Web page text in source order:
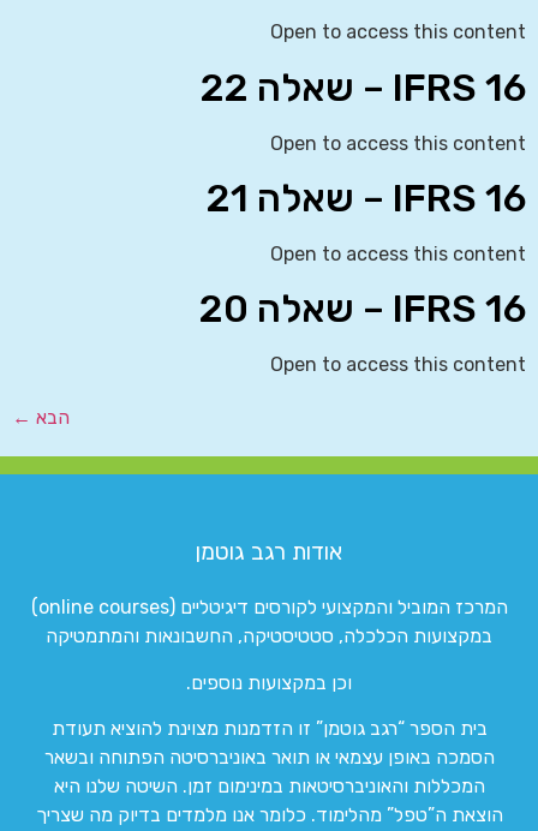
Open to access this content
IFRS 16 – שאלה 22
Open to access this content
IFRS 16 – שאלה 21
Open to access this content
IFRS 16 – שאלה 20
Open to access this content
הבא ←
אודות רגב גוטמן
המרכז המוביל והמקצועי לקורסים דיגיטליים (online courses)
במקצועות הכלכלה, סטטיסטיקה, החשבונאות והמתמטיקה
וכן במקצועות נוספים.
בית הספר “רגב גוטמן” זו הזדמנות מצוינת להוציא תעודת
הסמכה באופן עצמאי או תואר באוניברסיטה הפתוחה ובשאר
המכללות והאוניברסיטאות במינימום זמן. השיטה שלנו היא
הוצאת ה”טפל” מהלימוד. כלומר אנו מלמדים בדיוק מה שצריך